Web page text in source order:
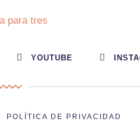
YOUTUBE
POLÍTICA DE PRIVACIDAD